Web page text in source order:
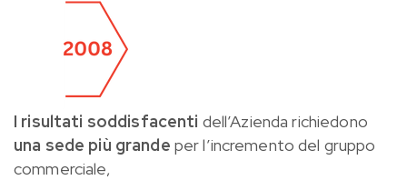
I risultati soddisfacenti dell’Azienda richiedono
una sede più grande per l’incremento del gruppo
commerciale,